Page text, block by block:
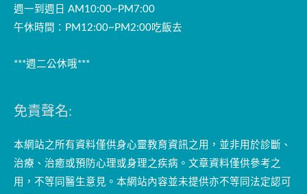
週一到週日 AM10:00~PM7:00
午休時間：PM12:00~PM2:00吃飯去
***週二公休哦***
免責聲名:
本網站之所有資料僅供身心靈教育資訊之用，並非用於診斷、
治療、治癒或預防心理或身理之疾病。文章資料僅供參考之
用，不等同醫生意見。本網站內容並未提供亦不等同法定認可